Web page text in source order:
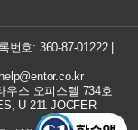
번호: 360-87-01222|
help@entor.co.kr
우스 오피스텔 734호
U 211 JOCFER